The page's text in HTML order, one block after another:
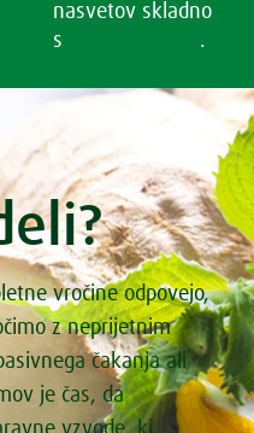
nasvetov skladno
s
.
vročine odpovejo,
z neprijetnim
čakanja ali
je čas, da